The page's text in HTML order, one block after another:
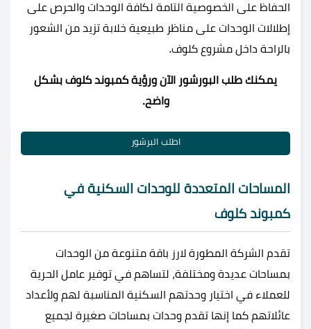
الحفاظ على الخصوصية التامة لكافة الوحدات والحرص على
إطلالات الوحدات على مناظر طبيعية خلابة تزيد من الشعور
بالراحة داخل مشروع كلوف.
يمكنك طلب البورشور الآن ورؤية كمبوند كلوف بشكل
واضح.
اطلب البرشور
المساحات المتعددة للوحدات السكنية في
كمبوند كلوف
تقدم الشركة المطورة لارز باقة متنوعة من الوحدات
بمساحات عديدة ومختلفة، لتساهم في توفير عامل الحرية
للعملاء في اختيار وحدتهم السكنية المناسبة لهم ولأعداد
عائلاتهم كما إنها تقدم وحدات بمساحات صغيرة لجميع